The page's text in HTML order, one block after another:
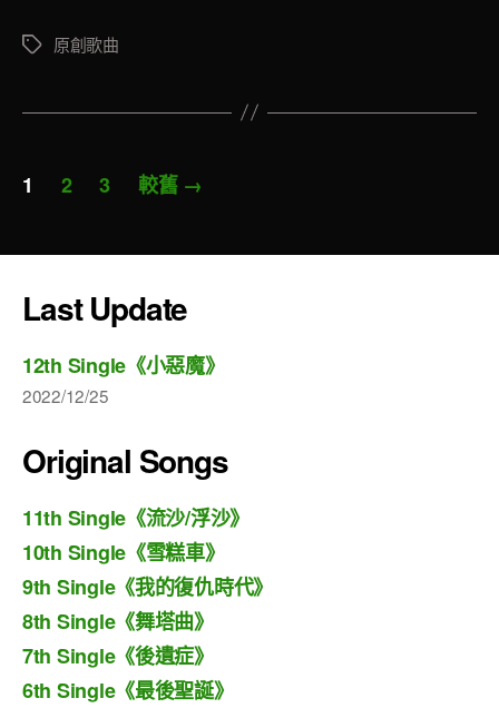
標
原創歌曲
文
分
頁
1 2 3 較舊 →
Last Update
12th Single《小惡魔》
2022/12/25
Original Songs
11th Single《流沙/浮沙》
10th Single《雪糕車》
9th Single《我的復仇時代》
8th Single《舞塔曲》
7th Single《後遺症》
6th Single《最後聖誕》